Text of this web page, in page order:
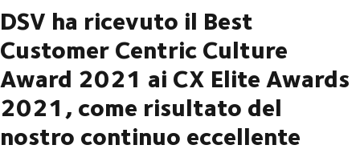
DSV ha ricevuto il Best
Customer Centric Culture
Award 2021 ai CX Elite Awards
2021, come risultato del
nostro continuo eccellente